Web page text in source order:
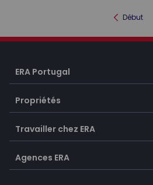
Début
ERA Portugal
Propriétés
Travailler chez ERA
Agences ERA